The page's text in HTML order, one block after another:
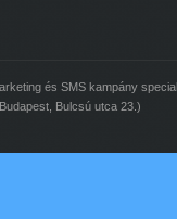
és SMS kampány
Bulcsú utca 23.)